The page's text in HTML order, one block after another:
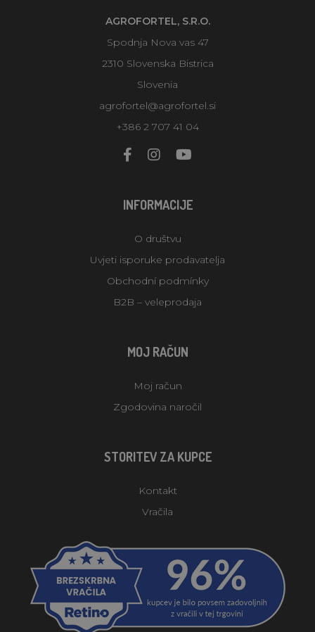
AGROFORTEL, S.R.O.
Spodnja Nova vas 47
2310 Slovenska Bistrica
Slovenia
agrofortel@agrofortel.si
+386 2 707 41 04
INFORMACIJE
O društvu
Uvjeti isporuke prodavatelja
Obchodní podmínky
B2B – veleprodaja
MOJ RAČUN
Moj račun
Zgodovina naročil
STORITEV ZA KUPCE
Kontakt
Vračila